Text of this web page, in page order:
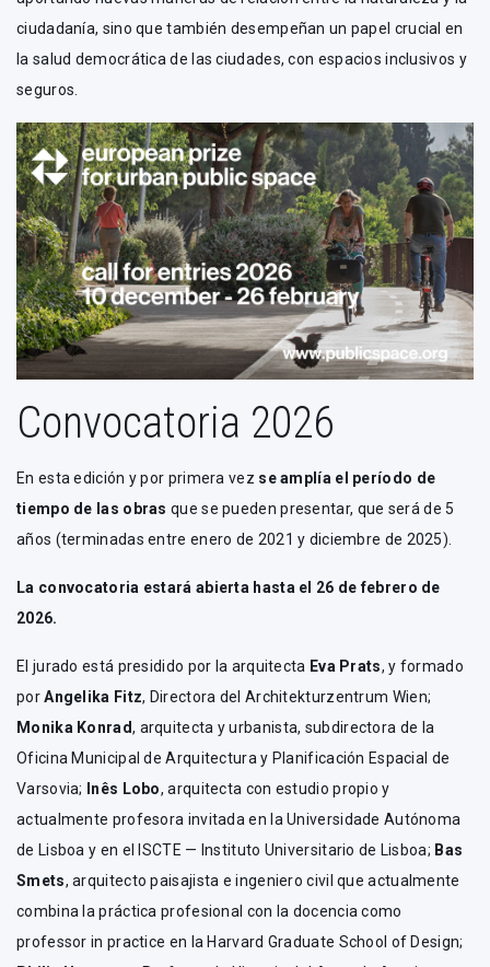
ciudadanía, sino que también desempeñan un papel crucial en
la salud democrática de las ciudades, con espacios inclusivos y
seguros.
Convocatoria 2026
En esta edición y por primera vez se amplía el período de
tiempo de las obrasque se pueden presentar, que será de 5
años (terminadas entre enero de 2021 y diciembre de 2025).
La convocatoria estará abierta hasta el 26 de febrero de
2026.
El jurado está presidido por la arquitecta Eva Prats, y formado
porAngelika Fitz, Directora del Architekturzentrum Wien;
Monika Konrad, arquitecta y urbanista, subdirectora de la
Oficina Municipal de Arquitectura y Planificación Espacial de
Varsovia;
Inês Lobo, arquitecta con estudio propio y
actualmente profesora invitada en la Universidade Autónoma
de Lisboa y en el ISCTE — Instituto Universitario de Lisboa; Bas
Smets, arquitecto paisajista e ingeniero civil que actualmente
combina la práctica profesional con la docencia como
professor in practice en la Harvard Graduate School of Design;